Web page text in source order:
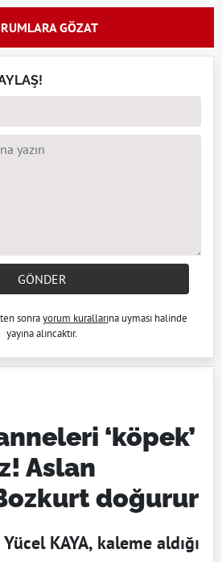
GÖZAT
GÖNDER
sonrayorum kurallarına uyması halinde
yayına alıncaktır.
‘köpek’
Aslan
doğurur
KAYA, kaleme aldığı